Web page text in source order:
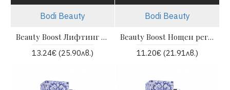
Bodi Beauty
Beauty Boost Лифтинг серум за очи - Bodi beauty
13.24€ (25.90лв.)
Bodi Beauty
Beauty Boost Нощен регенериращ крем - Bodi beauty
11.20€ (21.91лв.)